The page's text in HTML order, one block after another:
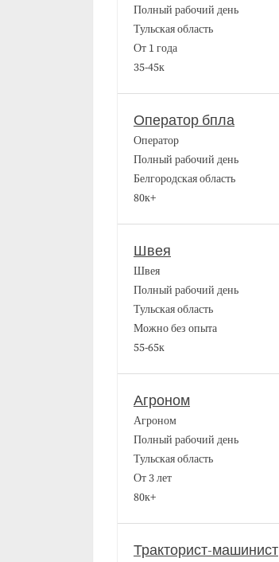
Полный рабочий день
Тульская область
От 1 года
35-45к
Оператор бпла
Оператор
Полный рабочий день
Белгородская область
80к+
Швея
Швея
Полный рабочий день
Тульская область
Можно без опыта
55-65к
Агроном
Агроном
Полный рабочий день
Тульская область
От 3 лет
80к+
Тракторист-машинист